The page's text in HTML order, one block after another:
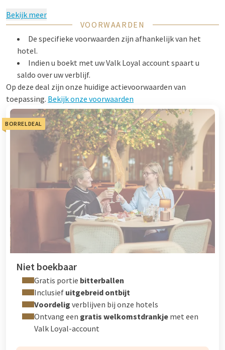
Bekijk meer
VOORWAARDEN
De specifieke voorwaarden zijn afhankelijk van het
hotel.
Indien u boekt met uw Valk Loyal account spaart u
saldo over uw verblijf.
Op deze deal zijn onze huidige actievoorwaarden van
toepassing. Bekijk onze voorwaarden
BORRELDEAL
Niet boekbaar
Gratis portie bitterballen
Inclusief uitgebreid ontbijt
Voordelig verblijven bij onze hotels
Ontvang een gratis welkomstdrankje met een
Valk Loyal-account